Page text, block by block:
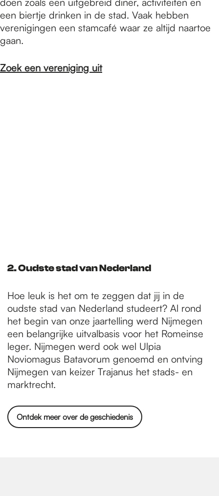
een biertje drinken in de stad. Vaak hebben
verenigingen een stamcafé waar ze altijd naartoe
gaan.
Zoek een vereniging uit
2. Oudste stad van Nederland
Hoe leuk is het om te zeggen dat jij in de
oudste stad van Nederland studeert? Al rond
het begin van onze jaartelling werd Nijmegen
een belangrijke uitvalbasis voor het Romeinse
leger. Nijmegen werd ook wel Ulpia
Noviomagus Batavorum genoemd en ontving
Nijmegen van keizer Trajanus het stads- en
marktrecht.
Ontdek meer over de geschiedenis